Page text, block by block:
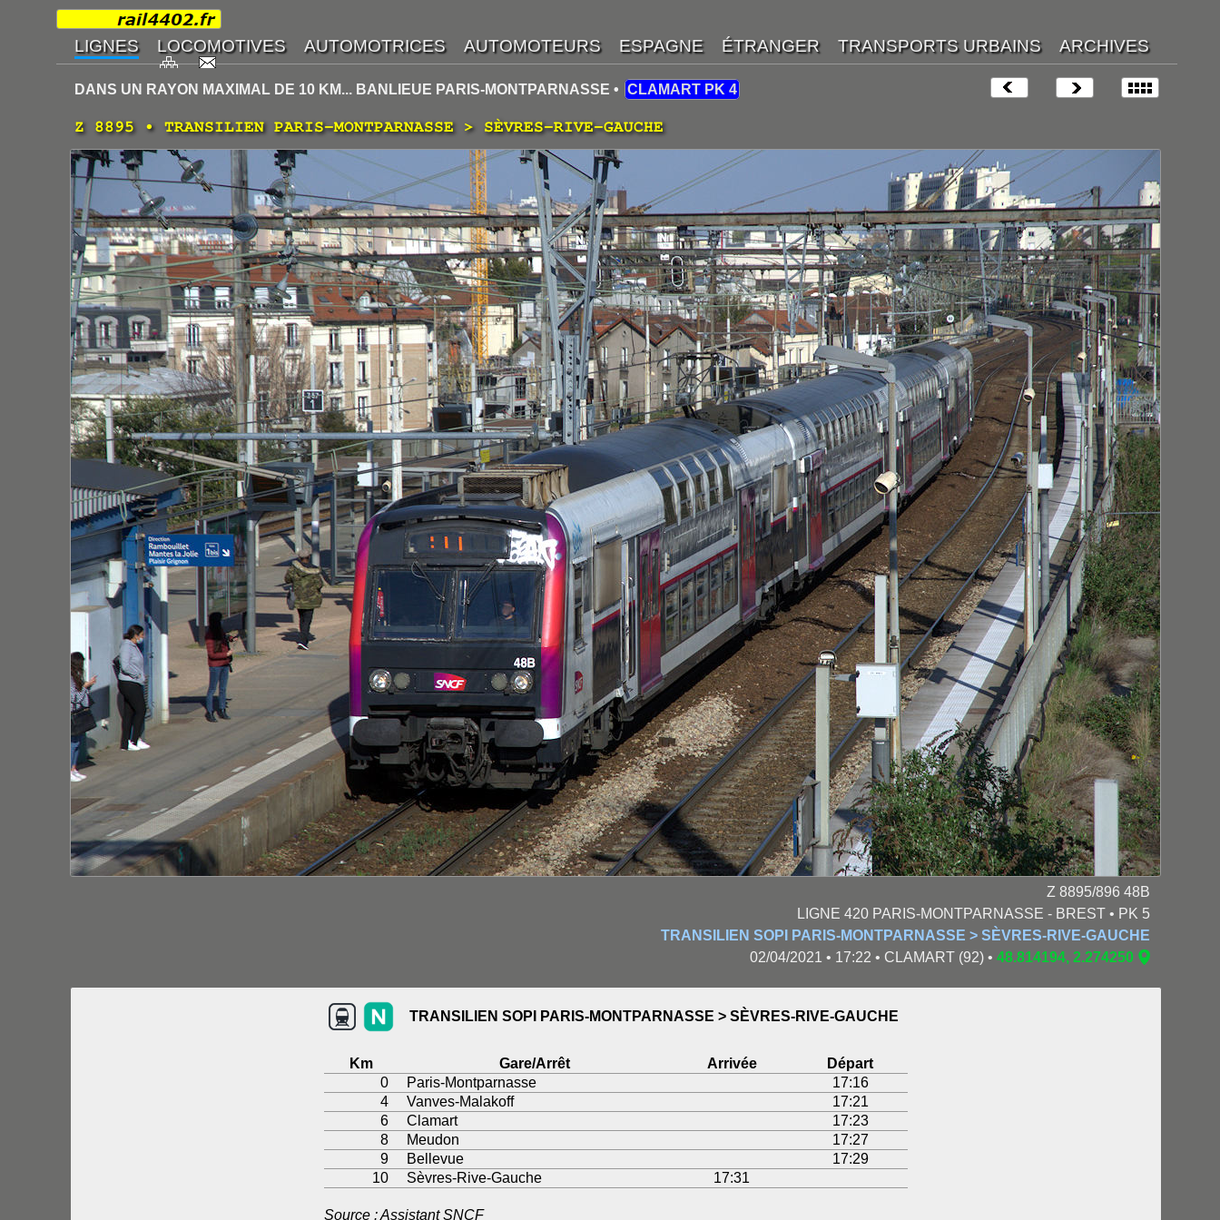
DANS UN RAYON MAXIMAL DE 10 KM... BANLIEUE PARIS-MONTPARNASSE • CLAMART PK 4
Z 8895 • TRANSILIEN PARIS-MONTPARNASSE > SÈVRES-RIVE-GAUCHE
Z 8895/896 48B
LIGNE 420 PARIS-MONTPARNASSE - BREST • PK 5
TRANSILIEN SOPI PARIS-MONTPARNASSE > SÈVRES-RIVE-GAUCHE
02/04/2021 • 17:22 • CLAMART (92) • 48.814194, 2.274250
TRANSILIEN SOPI PARIS-MONTPARNASSE > SÈVRES-RIVE-GAUCHE
Km Gare/Arrêt Arrivée
Départ
0
Paris-Montparnasse
17:16
4
Vanves-Malakoff
17:21
6
Clamart
17:23
8
Meudon
17:27
9
Bellevue
17:29
10
Sèvres-Rive-Gauche 17:31
Source : Assistant SNCF